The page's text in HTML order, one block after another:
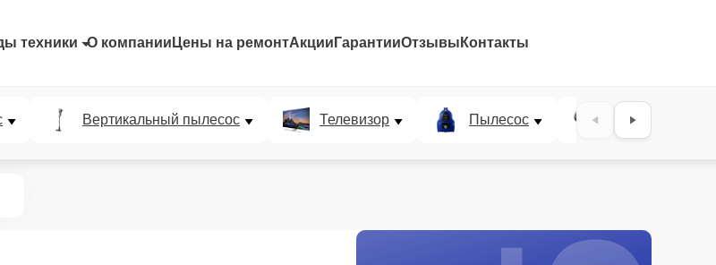
техники О компании Цены на ремонтАкции ГарантииОтзывы Контакты
Вертикальный пылесос Телевизор Пылесос Проектор